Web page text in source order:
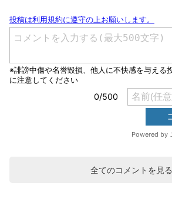
全てのコメントを見る